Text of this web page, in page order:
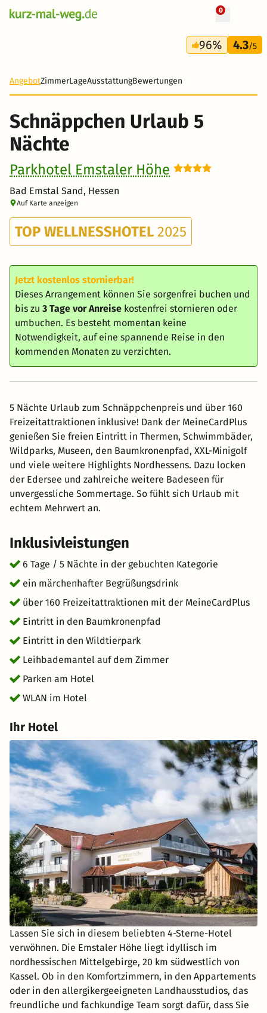
0
6 Tage
355 €
+ 40 Fotos
96% 4.3/5
AngebotZimmerLageAusstattungBewertungen
Schnäppchen Urlaub 5
Nächte
Parkhotel Emstaler Höhe
Bad Emstal Sand, Hessen
Auf Karte anzeigen
TOP WELLNESSHOTEL 2025
Jetzt kostenlos stornierbar!
Dieses Arrangement können Sie sorgenfrei buchen und
bis zu 3 Tage vor Anreise kostenfrei stornieren oder
umbuchen. Es besteht momentan keine
Notwendigkeit, auf eine spannende Reise in den
kommenden Monaten zu verzichten.
5 Nächte Urlaub zum Schnäppchenpreis und über 160
Freizeitattraktionen inklusive! Dank der MeineCardPlus
genießen Sie freien Eintritt in Thermen, Schwimmbäder,
Wildparks, Museen, den Baumkronenpfad, XXL-Minigolf
und viele weitere Highlights Nordhessens. Dazu locken
der Edersee und zahlreiche weitere Badeseen für
unvergessliche Sommertage. So fühlt sich Urlaub mit
echtem Mehrwert an.
Inklusivleistungen
6 Tage / 5 Nächte in der gebuchten Kategorie
ein märchenhafter Begrüßungsdrink
über 160 Freizeitattraktionen mit der MeineCardPlus
Eintritt in den Baumkronenpfad
Eintritt in den Wildtierpark
Leihbademantel auf dem Zimmer
Parken am Hotel
WLAN im Hotel
Ihr Hotel
Lassen Sie sich in diesem beliebten 4-Sterne-Hotel
verwöhnen. Die Emstaler Höhe liegt idyllisch im
nordhessischen Mittelgebirge, 20 km südwestlich von
Kassel. Ob in den Komfortzimmern, in den Appartements
oder in den allergikergeeigneten Landhausstudios, das
freundliche und fachkundige Team sorgt dafür, dass Sie